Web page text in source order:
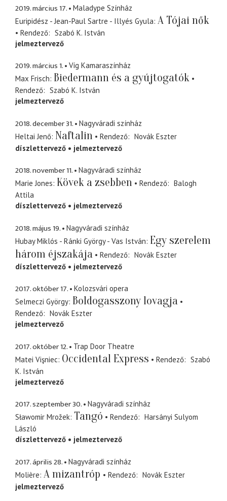
2019. március 17.
Maladype Színház
Euripidész - Jean-Paul Sartre - Illyés Gyula A Tójai nők
Rendező
Szabó K. István
jelmeztervező
2019. március 1.
Víg Kamaraszínház
Max Frisch Biedermann és a gyújtogatók
Rendező
Szabó K. István
jelmeztervező
2018. december 31.
Nagyváradi színház
Heltai Jenő Naftalin Rendező
Novák Eszter
díszlettervező
jelmeztervező
2018. november 11.
Nagyváradi színház
Marie Jones Kövek a zsebben Rendező
Balogh
Attila
díszlettervező
jelmeztervező
2018. május 19.
Nagyváradi színház
Hubay Miklós - Ránki György - Vas István Egy szerelem
három éjszakája
Rendező
Novák Eszter
díszlettervező
jelmeztervező
2017. október 17.
Kolozsvári opera
Selmeczi György Boldogasszony lovagja
Rendező
Novák Eszter
jelmeztervező
2017. október 12.
Trap Door Theatre
Matei Vişniec Occidental Express Rendező
Szabó
K. István
jelmeztervező
2017. szeptember 30.
Nagyváradi színház
Sławomir Mrožek Tangó Rendező
Harsányi Sulyom
László
díszlettervező
jelmeztervező
2017. április 28.
Nagyváradi színház
Molière A mizantróp Rendező
Novák Eszter
jelmeztervező